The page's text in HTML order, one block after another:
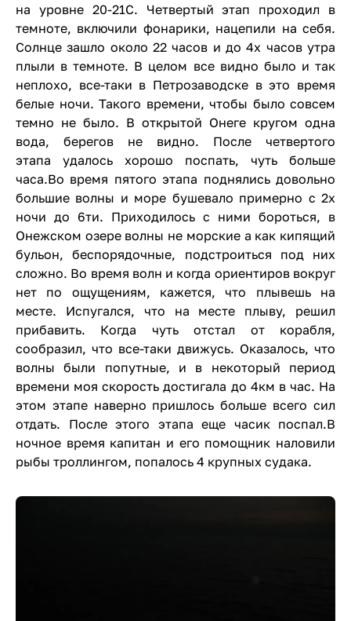
на уровне 20-21С. Четвертый этап проходил в
темноте, включили фонарики, нацепили на себя.
Солнце зашло около 22 часов и до 4х часов утра
плыли в темноте. В целом все видно было и так
неплохо, все-таки в Петрозаводске в это время
белые ночи. Такого времени, чтобы было совсем
темно не было. В открытой Онеге кругом одна
вода, берегов не видно. После четвертого
этапа удалось хорошо поспать, чуть больше
часа.Во время пятого этапа поднялись довольно
большие волны и море бушевало примерно с 2х
ночи до 6ти. Приходилось с ними бороться, в
Онежском озере волны не морские а как кипящий
бульон, беспорядочные, подстроиться под них
сложно. Во время волн и когда ориентиров вокруг
нет по ощущениям, кажется, что плывешь на
месте. Испугался, что на месте плыву, решил
прибавить. Когда чуть отстал от корабля,
сообразил, что все-таки движусь. Оказалось, что
волны были попутные, и в некоторый период
времени моя скорость достигала до 4км в час. На
этом этапе наверно пришлось больше всего сил
отдать. После этого этапа еще часик поспал.В
ночное время капитан и его помощник наловили
рыбы троллингом, попалось 4 крупных судака.